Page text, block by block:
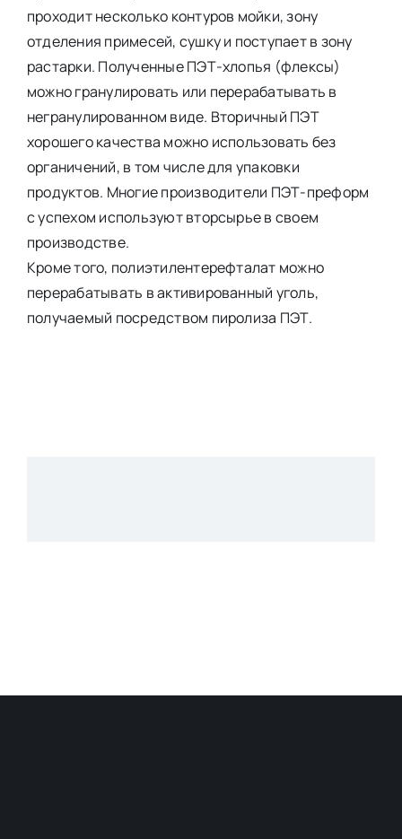
проходит несколько контуров мойки, зону
отделения примесей, сушку и поступает в зону
растарки. Полученные ПЭТ-хлопья (флексы)
можно гранулировать или перерабатывать в
негранулированном виде. Вторичный ПЭТ
хорошего качества можно использовать без
органичений, в том числе для упаковки
продуктов. Многие производители ПЭТ-преформ
с успехом используют вторсырье в своем
производстве.
Кроме того, полиэтилентерефталат можно
перерабатывать в активированный уголь,
получаемый посредством пиролиза ПЭТ.